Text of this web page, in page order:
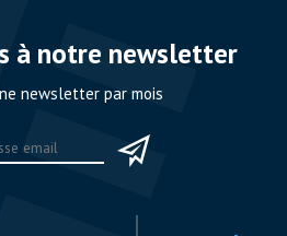
à notre newsletter
newsletter par mois